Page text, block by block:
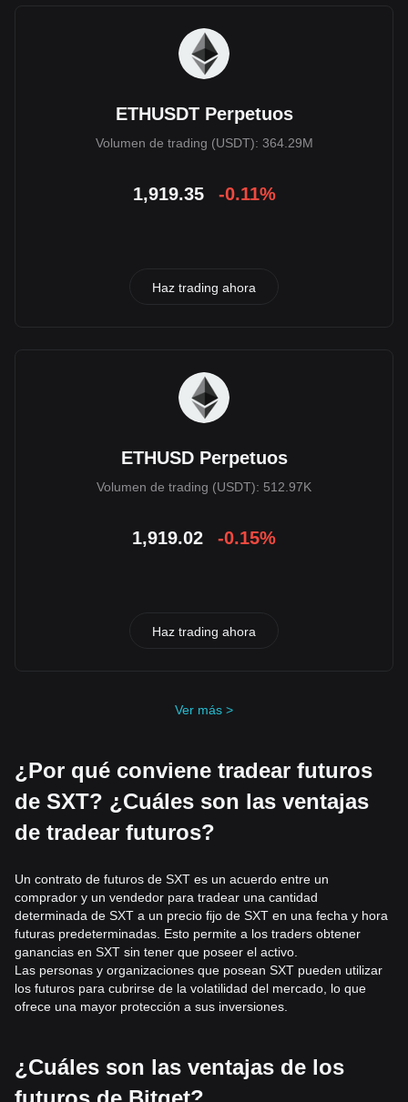
ETHUSDT Perpetuos
Volumen de trading (USDT): 364.29M
1,919.35 -0.11%
Haz trading ahora
ETHUSD Perpetuos
Volumen de trading (USDT): 512.97K
1,919.02 -0.15%
Haz trading ahora
Ver más >
¿Por qué conviene tradear futuros
de SXT? ¿Cuáles son las ventajas
de tradear futuros?
Un contrato de futuros de SXT es un acuerdo entre un
comprador y un vendedor para tradear una cantidad
determinada de SXT a un precio fijo de SXT en una fecha y hora
futuras predeterminadas. Esto permite a los traders obtener
ganancias en SXT sin tener que poseer el activo.
Las personas y organizaciones que posean SXT pueden utilizar
los futuros para cubrirse de la volatilidad del mercado, lo que
ofrece una mayor protección a sus inversiones.
¿Cuáles son las ventajas de los